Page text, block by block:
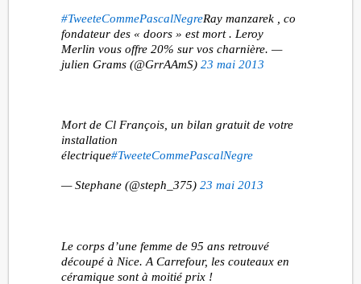
#TweeteCommePascalNegreRay manzarek , co
fondateur des « doors » est mort . Leroy
Merlin vous offre 20% sur vos charnière. —
julien Grams (@GrrAAmS)23 mai 2013
Mort de Cl François, un bilan gratuit de votre
installation
électrique#TweeteCommePascalNegre
— Stephane (@steph_375)23 mai 2013
Le corps d’une femme de 95 ans retrouvé
découpé à Nice. A Carrefour, les couteaux en
céramique sont à moitié prix !